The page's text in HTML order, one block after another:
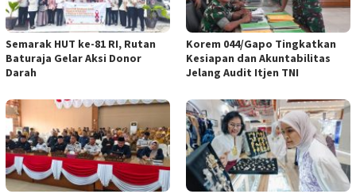
Semarak HUT ke-81 RI, Rutan
Baturaja Gelar Aksi Donor
Darah
Korem 044/Gapo Tingkatkan
Kesiapan dan Akuntabilitas
Jelang Audit Itjen TNI